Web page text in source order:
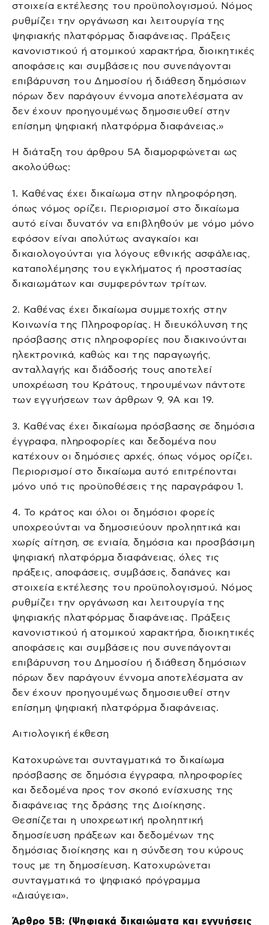
στοιχεία εκτέλεσης του προϋπολογισμού. Νόμος
ρυθμίζει την οργάνωση και λειτουργία της
ψηφιακής πλατφόρμας διαφάνειας. Πράξεις
κανονιστικού ή ατομικού χαρακτήρα, διοικητικές
αποφάσεις και συμβάσεις που συνεπάγονται
επιβάρυνση του Δημοσίου ή διάθεση δημόσιων
πόρων δεν παράγουν έννομα αποτελέσματα αν
δεν έχουν προηγουμένως δημοσιευθεί στην
επίσημη ψηφιακή πλατφόρμα διαφάνειας.»
Η διάταξη του άρθρου 5Α διαμορφώνεται ως
ακολούθως:
1. Καθένας έχει δικαίωμα στην πληροφόρηση,
όπως νόμος ορίζει. Περιορισμοί στο δικαίωμα
αυτό είναι δυνατόν να επιβληθούν με νόμο μόνο
εφόσον είναι απολύτως αναγκαίοι και
δικαιολογούνται για λόγους εθνικής ασφάλειας,
καταπολέμησης του εγκλήματος ή προστασίας
δικαιωμάτων και συμφερόντων τρίτων.
2. Καθένας έχει δικαίωμα συμμετοχής στην
Κοινωνία της Πληροφορίας. Η διευκόλυνση της
πρόσβασης στις πληροφορίες που διακινούνται
ηλεκτρονικά, καθώς και της παραγωγής,
ανταλλαγής και διάδοσής τους αποτελεί
υποχρέωση του Κράτους, τηρουμένων πάντοτε
των εγγυήσεων των άρθρων 9, 9Α και 19.
3. Καθένας έχει δικαίωμα πρόσβασης σε δημόσια
έγγραφα, πληροφορίες και δεδομένα που
κατέχουν οι δημόσιες αρχές, όπως νόμος ορίζει.
Περιορισμοί στο δικαίωμα αυτό επιτρέπονται
μόνο υπό τις προϋποθέσεις της παραγράφου 1.
4. Το κράτος και όλοι οι δημόσιοι φορείς
υποχρεούνται να δημοσιεύουν προληπτικά και
χωρίς αίτηση, σε ενιαία, δημόσια και προσβάσιμη
ψηφιακή πλατφόρμα διαφάνειας, όλες τις
πράξεις, αποφάσεις, συμβάσεις, δαπάνες και
στοιχεία εκτέλεσης του προϋπολογισμού. Νόμος
ρυθμίζει την οργάνωση και λειτουργία της
ψηφιακής πλατφόρμας διαφάνειας. Πράξεις
κανονιστικού ή ατομικού χαρακτήρα, διοικητικές
αποφάσεις και συμβάσεις που συνεπάγονται
επιβάρυνση του Δημοσίου ή διάθεση δημόσιων
πόρων δεν παράγουν έννομα αποτελέσματα αν
δεν έχουν προηγουμένως δημοσιευθεί στην
επίσημη ψηφιακή πλατφόρμα διαφάνειας.
Αιτιολογική έκθεση
Κατοχυρώνεται συνταγματικά το δικαίωμα
πρόσβασης σε δημόσια έγγραφα, πληροφορίες
και δεδομένα προς τον σκοπό ενίσχυσης της
διαφάνειας της δράσης της Διοίκησης.
Θεσπίζεται η υποχρεωτική προληπτική
δημοσίευση πράξεων και δεδομένων της
δημόσιας διοίκησης και η σύνδεση του κύρους
τους με τη δημοσίευση. Κατοχυρώνεται
συνταγματικά το ψηφιακό πρόγραμμα
«Διαύγεια».
Άρθρο 5Β: (Ψηφιακά δικαιώματα και εγγυήσεις